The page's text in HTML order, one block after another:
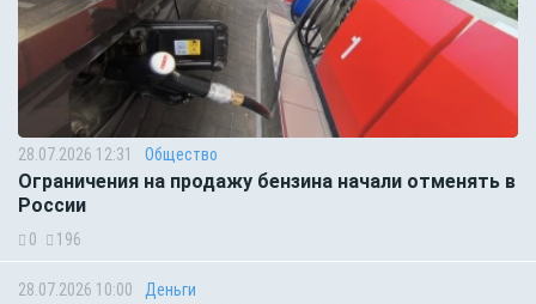
28.07.2026 12:31 Общество
Ограничения на продажу бензина начали отменять в
России
0 196
28.07.2026 10:00 Деньги